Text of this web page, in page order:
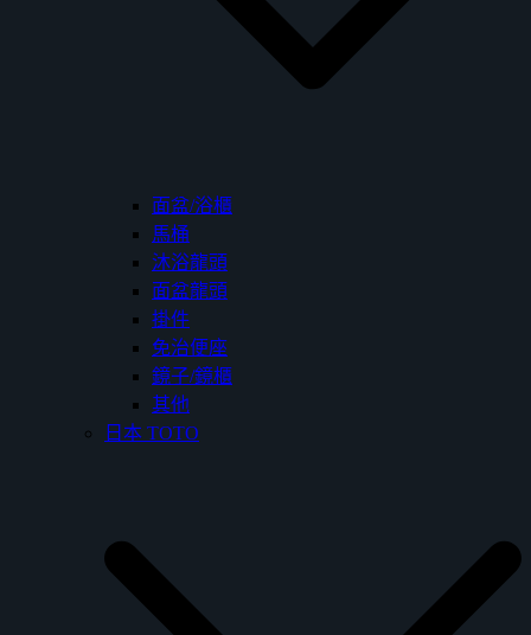
面盆/浴櫃
馬桶
沐浴龍頭
面盆龍頭
掛件
免治便座
鏡子/鏡櫃
其他
日本 TOTO